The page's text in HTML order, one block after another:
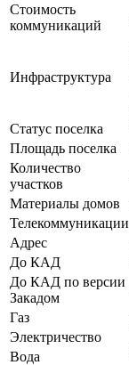
Стоимость
коммуникаций
Инфраструктура
Статус поселка
Площадь поселка
Количество
участков
Материалы домов
Телекоммуникации
Адрес
До КАД
До КАД по версии
Закадом
Газ
Электричество
Вода